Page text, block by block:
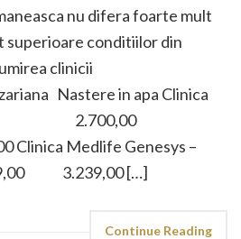
nu difera foarte mult
superioare conditiilor din
Denumirea clinicii
Nastere in apa Clinica
2.700,00
Medlife Genesys –
3.239,00 […]
Continue Reading